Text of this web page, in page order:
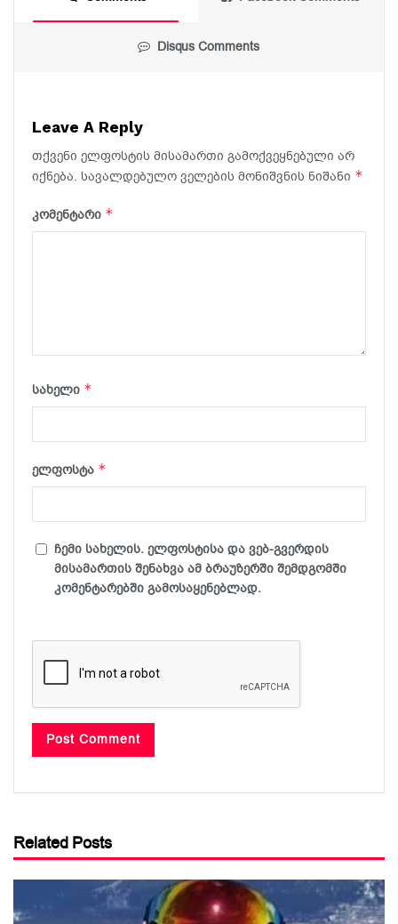
Disqus Comments
Leave A Reply
თქვენი ელფოსტის მისამართი გამოქვეყნებული არ
იქნება. სავალდებულო ველების მონიშვნის ნიშანი *
კომენტარი *
სახელი *
ელფოსტა *
ჩემი სახელის. ელფოსტისა და ვებ-გვერდის
მისამართის შენახვა ამ ბრაუზერში შემდგომში
კომენტარებში გამოსაყენებლად.
Related Posts